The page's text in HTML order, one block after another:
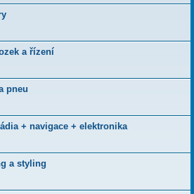
a řízení
pneu
+ navigace + elektronika
a styling